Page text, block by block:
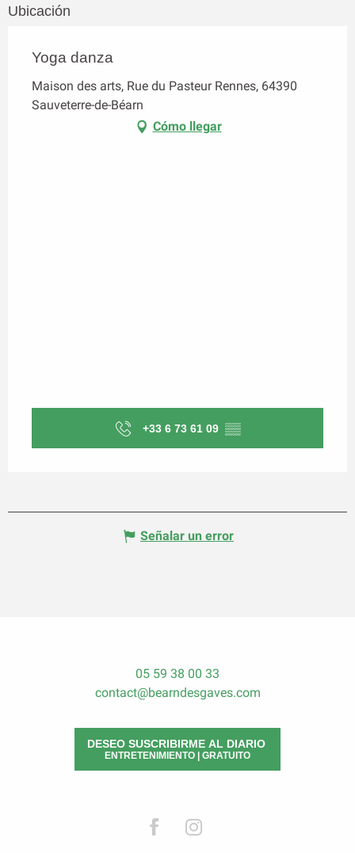
Ubicación
Yoga danza
Maison des arts, Rue du Pasteur Rennes, 64390
Sauveterre-de-Béarn
Cómo llegar
+33 6 73 61 09 ▒▒
Señalar un error
05 59 38 00 33
contact@bearndesgaves.com
DESEO SUSCRIBIRME AL DIARIO
ENTRETENIMIENTO | GRATUITO